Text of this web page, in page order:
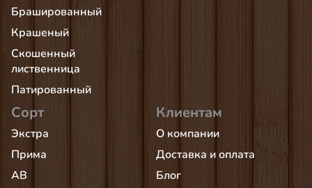
Брашированный
Крашеный
Скошенный
лиственница
Патированный
Сорт
Экстра
Прима
AB
Клиентам
О компании
Доставка и оплата
Блог